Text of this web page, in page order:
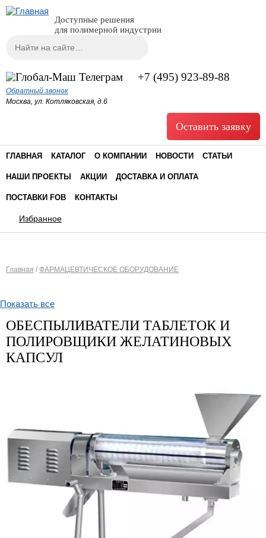
Доступные решения
для полимерной индустрии
Форма поиска
+7 (495) 923-89-88
Обратный звонок
Москва, ул. Котляковская, д.6
Оставить заявку
ГЛАВНАЯ КАТАЛОГ О КОМПАНИИ НОВОСТИ СТАТЬИ
НАШИ ПРОЕКТЫ АКЦИИ ДОСТАВКА И ОПЛАТА
ПОСТАВКИ FOB КОНТАКТЫ
Избранное
Главная / ФАРМАЦЕВТИЧЕСКОЕ ОБОРУДОВАНИЕ
Показать все
ОБЕСПЫЛИВАТЕЛИ ТАБЛЕТОК И
ПОЛИРОВЩИКИ ЖЕЛАТИНОВЫХ
КАПСУЛ